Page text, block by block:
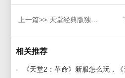
上一篇>> 天堂经典版独享ip怎么买，天堂经典版独享家庭静态ip购买方法
相关推荐